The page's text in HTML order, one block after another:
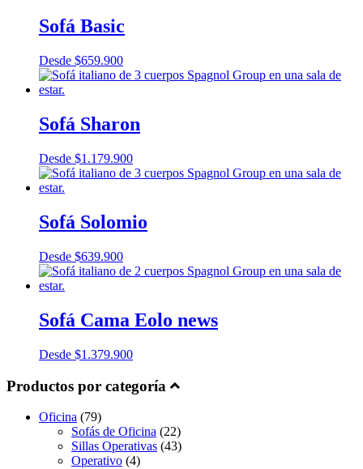
Sofá Basic
Desde $659.900
Sofá Sharon
Desde $1.179.900
Sofá Solomio
Desde $639.900
Sofá Cama Eolo news
Desde $1.379.900
Productos por categoría
Oficina (79)
Sofás de Oficina (22)
Sillas Operativas (43)
Operativo (4)